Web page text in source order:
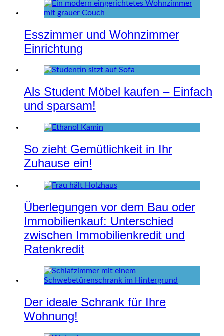
Esszimmer und Wohnzimmer
Einrichtung
Als Student Möbel kaufen – Einfach
und sparsam!
So zieht Gemütlichkeit in Ihr
Zuhause ein!
Überlegungen vor dem Bau oder
Immobilienkauf: Unterschied
zwischen Immobilienkredit und
Ratenkredit
Der ideale Schrank für Ihre
Wohnung!